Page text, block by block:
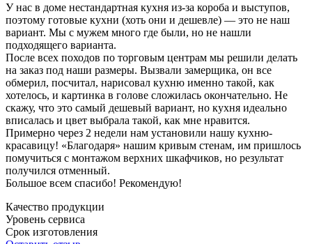
У нас в доме нестандартная кухня из-за короба и выступов,
поэтому готовые кухни (хоть они и дешевле) — это не наш
вариант. Мы с мужем много где были, но не нашли
подходящего варианта.
После всех походов по торговым центрам мы решили делать
на заказ под наши размеры. Вызвали замерщика, он все
обмерил, посчитал, нарисовал кухню именно такой, как
хотелось, и картинка в голове сложилась окончательно. Не
скажу, что это самый дешевый вариант, но кухня идеально
вписалась и цвет выбрала такой, как мне нравится.
Примерно через 2 недели нам установили нашу кухню-
красавицу! «Благодаря» нашим кривым стенам, им пришлось
помучиться с монтажом верхних шкафчиков, но результат
получился отменный.
Большое всем спасибо! Рекомендую!
Качество продукции
Уровень сервиса
Срок изготовления